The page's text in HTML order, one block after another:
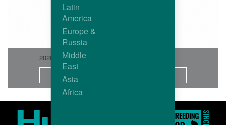
2026-06
Latin
America
Europe &
Russia
Middle
East
Asia
Africa